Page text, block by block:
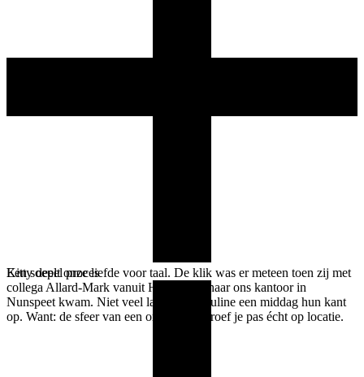
Kitty deelt onze liefde voor taal. De klik was er meteen toen zij met
collega Allard-Mark vanuit Hoofddorp naar ons kantoor in
Nunspeet kwam. Niet veel later ging Pauline een middag hun kant
op. Want: de sfeer van een organisatie proef je pas écht op locatie.
Een soepel proces